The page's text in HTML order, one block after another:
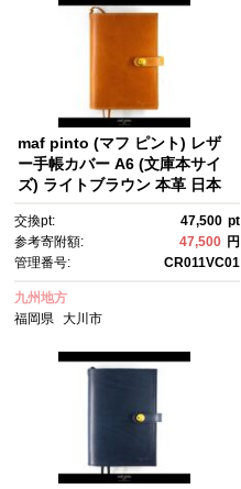
maf pinto (マフ ピント) レザ
ー手帳カバー A6 (文庫本サイ
ズ) ライトブラウン 本革 日本
交換pt: 47,500 pt
参考寄附額:
47,500 円
管理番号:
CR011VC01
九州地方
福岡県
大川市